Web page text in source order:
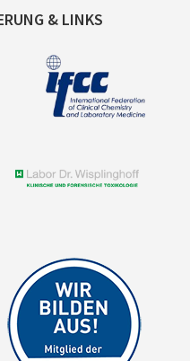
& LINKS